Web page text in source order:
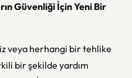
Güvenliği İçin Yeni Bir
veya herhangi bir tehlike
bir şekilde yardım